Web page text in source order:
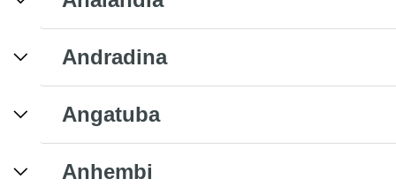
Andradina
Angatuba
Anhembi